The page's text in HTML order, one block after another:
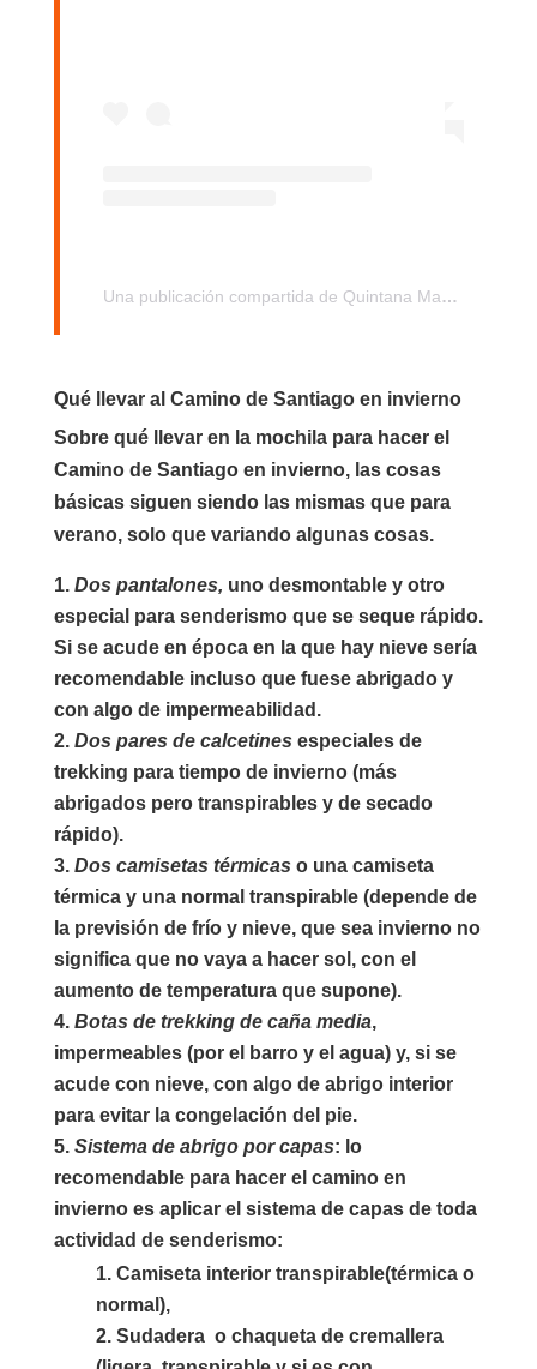
Una publicación compartida de Quintana Massages (@quintanamassages)
Qué llevar al Camino de Santiago en invierno
Sobre qué llevar en la mochila para hacer el
Camino de Santiago en invierno, las cosas
básicas siguen siendo las mismas que para
verano, solo que variando algunas cosas.
Dos pantalones, uno desmontable y otro
especial para senderismo que se seque rápido.
Si se acude en época en la que hay nieve sería
recomendable incluso que fuese abrigado y
con algo de impermeabilidad.
Dos pares de calcetines especiales de
trekking para tiempo de invierno (más
abrigados pero transpirables y de secado
rápido).
Dos camisetas térmicas o una camiseta
térmica y una normal transpirable (depende de
la previsión de frío y nieve, que sea invierno no
significa que no vaya a hacer sol, con el
aumento de temperatura que supone).
Botas de trekking de caña media,
impermeables (por el barro y el agua) y, si se
acude con nieve, con algo de abrigo interior
para evitar la congelación del pie.
Sistema de abrigo por capas: lo
recomendable para hacer el camino en
invierno es aplicar el sistema de capas de toda
actividad de senderismo:
Camiseta interior transpirable(térmica o
normal),
Sudadera o chaqueta de cremallera